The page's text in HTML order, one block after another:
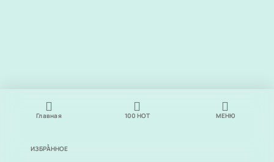
Главная 100 НОТ МЕНЮ
ИЗБРАННОЕ